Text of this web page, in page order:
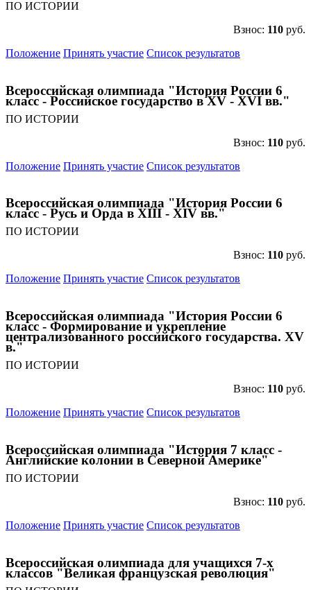
ПО ИСТОРИИ
Взнос: 110 руб.
Положение Принять участие Список результатов
Всероссийская олимпиада "История России 6
класс - Российское государство в XV - XVI вв."
ПО ИСТОРИИ
Взнос: 110 руб.
Положение Принять участие Список результатов
Всероссийская олимпиада "История России 6
класс - Русь и Орда в XIII - XIV вв."
ПО ИСТОРИИ
Взнос: 110 руб.
Положение Принять участие Список результатов
Всероссийская олимпиада "История России 6
класс - Формирование и укрепление
централизованного российского государства. XV
в."
ПО ИСТОРИИ
Взнос: 110 руб.
Положение Принять участие Список результатов
Всероссийская олимпиада "История 7 класс -
Английские колонии в Северной Америке"
ПО ИСТОРИИ
Взнос: 110 руб.
Положение Принять участие Список результатов
Всероссийская олимпиада для учащихся 7-х
классов "Великая французская революция"